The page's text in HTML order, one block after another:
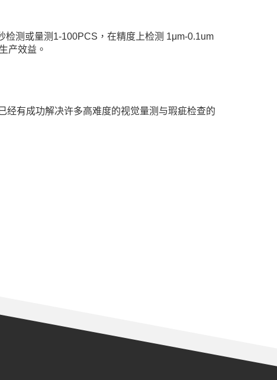
测或量测1-100PCS，在精度上检测 1μm-0.1um
产效益。
经有成功解决许多高难度的视觉量测与瑕疵检查的